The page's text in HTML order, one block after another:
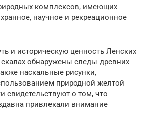
комплексов, имеющих
научное и рекреационное
и историческую ценность Ленских
обнаружены следы древних
наскальные рисунки,
природной желтой
свидетельствуют о том, что
привлекали внимание